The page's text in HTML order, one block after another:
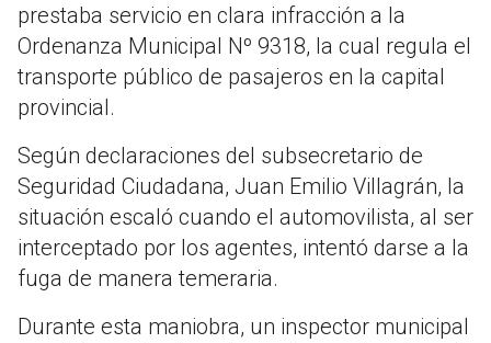
prestaba servicio en clara infracción a la
Ordenanza Municipal Nº 9318, la cual regula el
transporte público de pasajeros en la capital
provincial.
Según declaraciones del subsecretario de
Seguridad Ciudadana, Juan Emilio Villagrán, la
situación escaló cuando el automovilista, al ser
interceptado por los agentes, intentó darse a la
fuga de manera temeraria.
Durante esta maniobra, un inspector municipal